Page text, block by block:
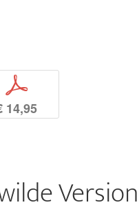
p
14,95